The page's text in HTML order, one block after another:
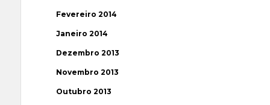
Fevereiro 2014
Janeiro 2014
Dezembro 2013
Novembro 2013
Outubro 2013